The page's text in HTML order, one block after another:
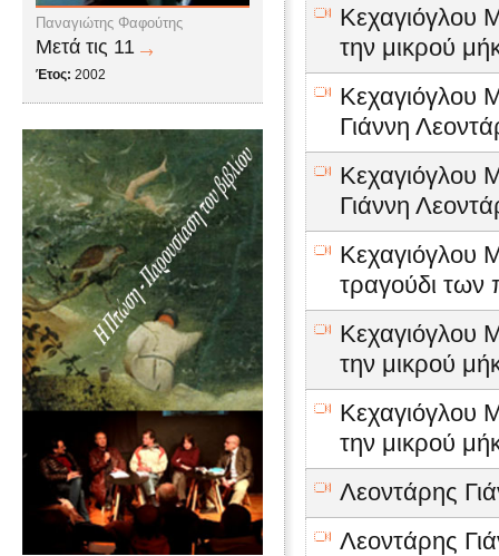
Παναγιώτης Φαφούτης
Μετά τις 11
Έτος: 2002
Κεχαγιόγλου
την μικρού
Κεχαγιόγλου
Γιάννη
Κεχαγιόγλου
Γιάννη
Κεχαγιόγλου
τραγούδι των
Κεχαγιόγλου
την μικρού
Κεχαγιόγλου
την μικρού
Λεοντάρης
Λεοντάρης